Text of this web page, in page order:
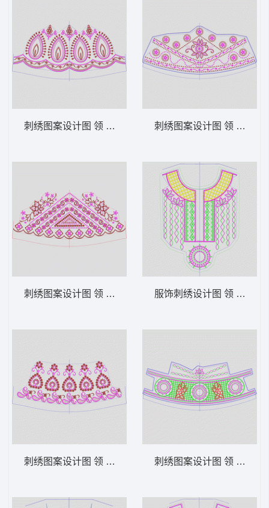
刺绣图案设计图 领 衣边下摆 中东阿拉伯 泰
刺绣图案设计图 领 衣边下摆 中东阿拉伯 泰
刺绣图案设计图 领 衣边下摆 中东阿拉伯 泰
刺绣图案设计图 领 衣边下
服饰刺绣设计图 领 衣边下
刺绣图案设计图 领 衣边下